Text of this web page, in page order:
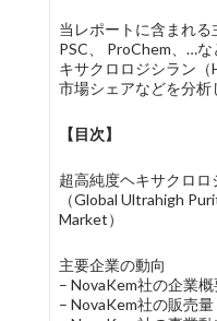
当レポートに含まれる
PSC、 ProChem、…
キサクロロジシラン（
市場シェアなどを分析
【目次】
超高純度ヘキサクロ
（Global Ultrahigh
Market）
主要企業の動向
– NovaKem社の企業
– NovaKem社の販売